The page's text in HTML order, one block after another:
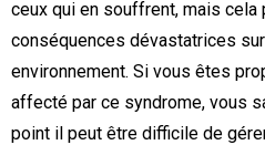
ceux qui en souffrent, mais cela
conséquences dévastatrices
environnement. Si vous êtes
affecté par ce syndrome, vous
point il peut être difficile de